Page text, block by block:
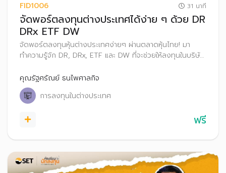
FID1006 31 นาที
จัดพอร์ตลงทุนต่างประเทศได้ง่าย ๆ ด้วย DR
DRx ETF DW
จัดพอร์ตลงทุนหุ้นต่างประเทศง่ายๆ ผ่านตลาดหุ้นไทย! มา
ทำความรู้จัก DR, DRx, ETF และ DW ที่จะช่วยให้ลงทุนในบริษัท
คุณรัฐศรัณย์ ธนไพศาลกิจ
การลงทุนในต่างประเทศ
ฟรี